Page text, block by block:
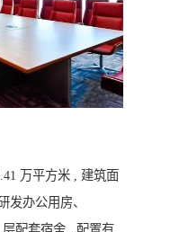
万平方米 , 建筑面
发办公用房、
配套宿舍 , 配置有